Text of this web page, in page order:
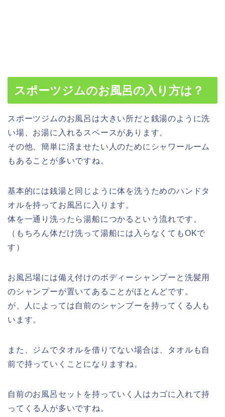
スポーツジムのお風呂の入り方は？
スポーツジムのお風呂は大きい所だと銭湯のように洗
い場、お湯に入れるスペースがあります。
その他、簡単に済ませたい人のためにシャワールーム
もあることが多いですね。
基本的には銭湯と同じように体を洗うためのハンドタ
オルを持ってお風呂に入ります。
体を一通り洗ったら湯船につかるという流れです。
（もちろん体だけ洗って湯船には入らなくてもOKで
す）
お風呂場には備え付けのボディーシャンプーと洗髪用
のシャンプーが置いてあることがほとんどです。
が、人によっては自前のシャンプーを持ってくる人も
います。
また、ジムでタオルを借りてない場合は、タオルも自
前で持っていくことになりますね。
自前のお風呂セットを持っていく人はカゴに入れて持
ってくる人が多いですね。